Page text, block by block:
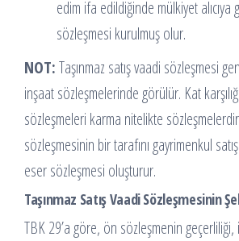
edim ifa edildiğinde mülkiyet alıcıya
sözleşmesi kurulmuş olur.
NOT:Taşınmaz satış vaadi sözleşmesi
inşaat sözleşmelerinde görülür. Kat
sözleşmeleri karma nitelikte
sözleşmesinin bir tarafını gayrimenkul
eser sözleşmesi oluşturur.
Taşınmaz Satış Vaadi Sözleşmesinin
TBK 29’a göre, ön sözleşmenin